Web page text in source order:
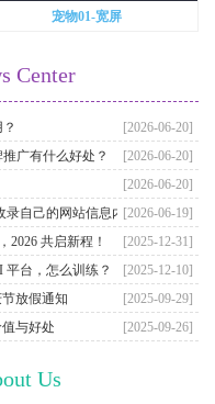
宠物01-宽屏
Center
[2026-06-20]
[2026-06-20]
广有什么好处？
[2026-06-20]
[2026-06-19]
录自己的网站信息内容？
[2025-12-31]
2026 共启新程！
[2025-12-10]
台，怎么训练？
[2025-09-29]
放假通知
[2025-09-26]
与好处
Us